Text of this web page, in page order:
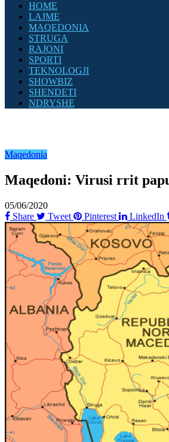
HOME
LAJME
MAQEDONIA
STRUGA
RAJONI
SPORTI
TEKNOLOGJI
SHOWBIZ
SHENDETI
NDRYSHE
Maqedonia
Maqedoni: Virusi rrit
05/06/2020
Share
Tweet Pinterest LinkedIn